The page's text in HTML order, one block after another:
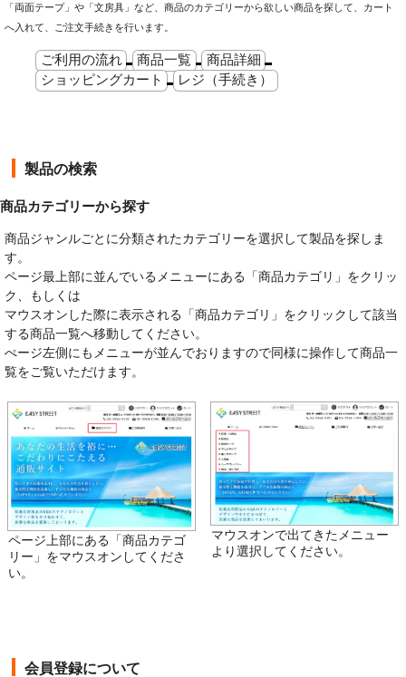
「両面テープ」や「文房具」など、商品のカテゴリーから欲しい商品を探して、カート
へ入れて、ご注文手続きを行います。
ご利用の流れ 商品一覧
商品詳細
ショッピングカート
レジ（手続き）
製品の検索
商品カテゴリーから探す
商品ジャンルごとに分類されたカテゴリーを選択して製品を探しま
す。
ページ最上部に並んでいるメニューにある「商品カテゴリ」をクリッ
ク、もしくは
マウスオンした際に表示される「商品カテゴリ」をクリックして該当
する商品一覧へ移動してください。
ぺージ左側にもメニューが並んでおりますので同様に操作して商品一
覧をご覧いただけます。
ページ上部にある「商品カテゴ
リー」をマウスオンしてくださ
い。
マウスオンで出てきたメニュー
より選択してください。
会員登録について